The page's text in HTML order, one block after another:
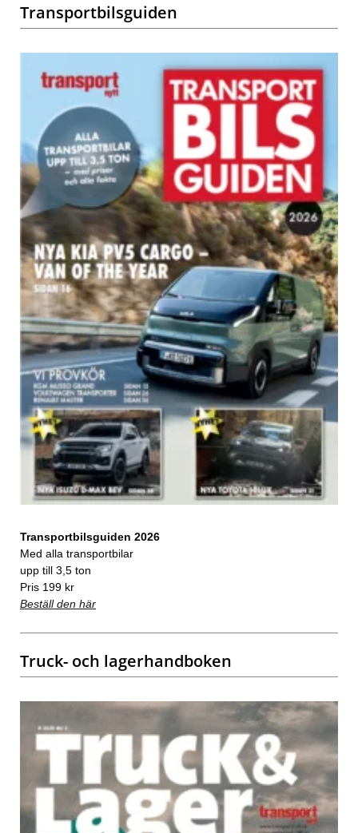
Transportbilsguiden
Transportbilsguiden 2026
Med alla transportbilar
upp till 3,5 ton
Pris 199 kr
Beställ den här
Truck- och lagerhandboken